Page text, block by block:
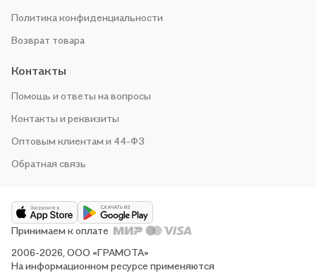
Политика конфиденциальности
Возврат товара
Контакты
Помощь и ответы на вопросы
Контакты и реквизиты
Оптовым клиентам и 44-ФЗ
Обратная связь
2006-2026, ООО «ГРАМОТА»
На информационном ресурсе применяются
Принимаем к оплате